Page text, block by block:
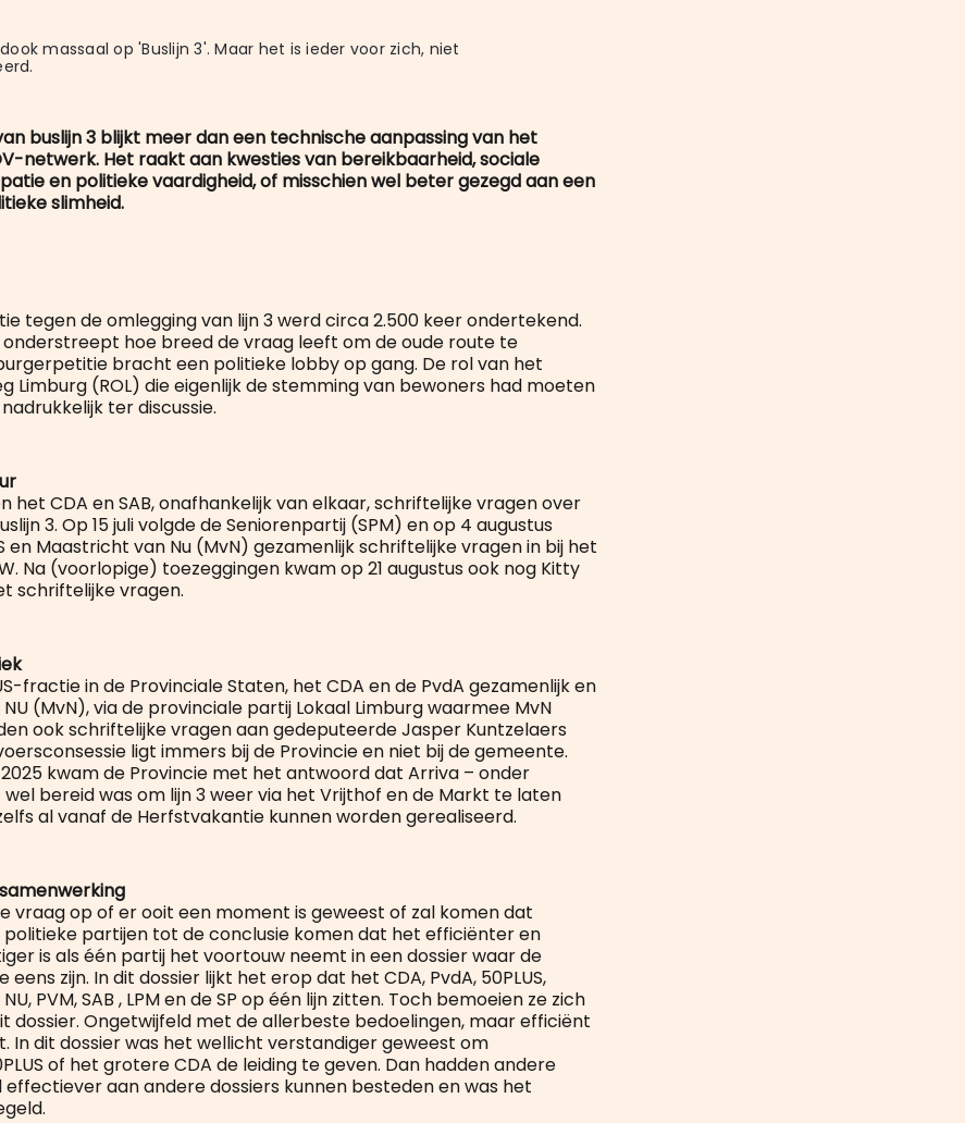
massaal op 'Buslijn 3'. Maar het is ieder voor zich, niet
buslijn 3 blijkt meer dan een technische aanpassing van het
netwerk. Het raakt aan kwesties van bereikbaarheid, sociale
en politieke vaardigheid, of misschien wel beter gezegd aan een
slimheid.
tegen de omlegging van lijn 3 werd circa 2.500 keer ondertekend.
hoe breed de vraag leeft om de oude route te
bracht een politieke lobby op gang. De rol van het
Limburg (ROL) die eigenlijk de stemming van bewoners had moeten
ter discussie.
het CDA en SAB, onafhankelijk van elkaar, schriftelijke vragen over
3. Op 15 juli volgde de Seniorenpartij (SPM) en op 4 augustus
en Maastricht van Nu (MvN) gezamenlijk schriftelijke vragen in bij het
Na (voorlopige) toezeggingen kwam op 21 augustus ook nog Kitty
schriftelijke vragen.
fractie in de Provinciale Staten, het CDA en de PvdA gezamenlijk en
(MvN), via de provinciale partij Lokaal Limburg waarmee MvN
ook schriftelijke vragen aan gedeputeerde Jasper Kuntzelaers
ligt immers bij de Provincie en niet bij de gemeente.
2025 kwam de Provincie met het antwoord dat Arriva – onder
bereid was om lijn 3 weer via het Vrijthof en de Markt te laten
al vanaf de Herfstvakantie kunnen worden gerealiseerd.
vraag op of er ooit een moment is geweest of zal komen dat
partijen tot de conclusie komen dat het efficiënter en
is als één partij het voortouw neemt in een dossier waar de
zijn. In dit dossier lijkt het erop dat het CDA, PvdA, 50PLUS,
PVM, SAB , LPM en de SP op één lijn zitten. Toch bemoeien ze zich
dossier. Ongetwijfeld met de allerbeste bedoelingen, maar efficiënt
In dit dossier was het wellicht verstandiger geweest om
of het grotere CDA de leiding te geven. Dan hadden andere
effectiever aan andere dossiers kunnen besteden en was het